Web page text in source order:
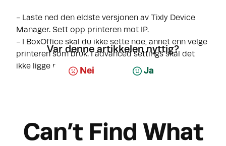
- Laste ned den eldste versjonen av Tixly Device
Manager. Sett opp printeren mot IP.
- I BoxOffice skal du ikke sette noe, annet enn velge
printeren som bruk. I advanced settings skal det
ikke ligge noe.
Var denne artikkelen nyttig?
Nei Ja
Can’t Find What